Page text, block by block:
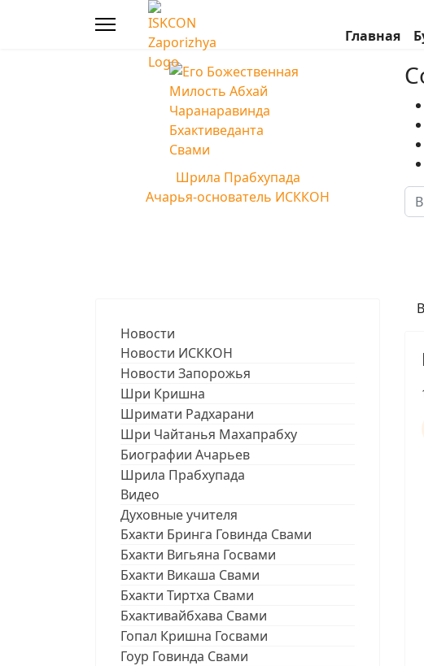
Главная
Шрила Прабхупада
Ачарья-основатель ИСККОН
Новости
Новости ИСККОН
Новости Запорожья
Шри Кришна
Шримати Радхарани
Шри Чайтанья Махапрабху
Биографии Ачарьев
Шрила Прабхупада
Видео
Духовные учителя
Бхакти Бринга Говинда Свами
Бхакти Вигьяна Госвами
Бхакти Викаша Свами
Бхакти Тиртха Свами
Бхактивайбхава Свами
Гопал Кришна Госвами
Гоур Говинда Свами